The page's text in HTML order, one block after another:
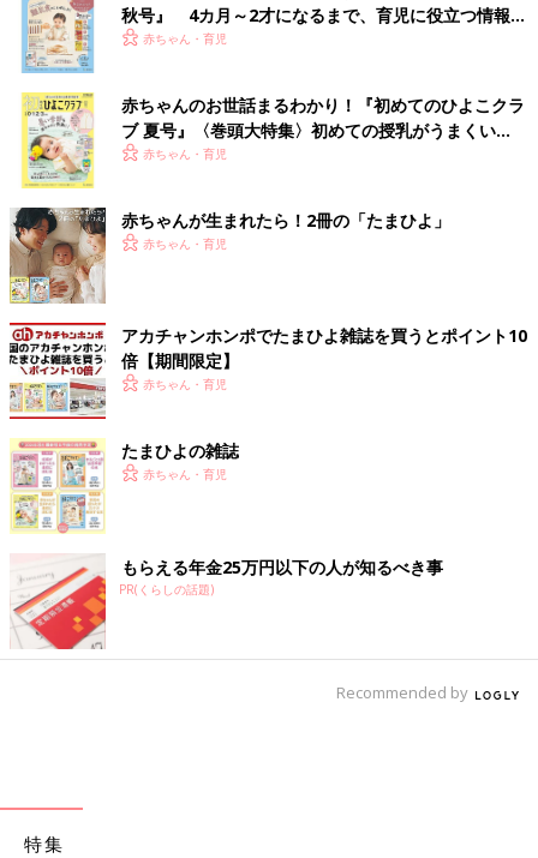
秋号』 4カ月～2才になるまで、育児に役立つ情報が
いっぱい！
赤ちゃん・育児
赤ちゃんのお世話まるわかり！『初めてのひよこクラ
ブ 夏号』〈巻頭大特集〉初めての授乳がうまくい
く！ おっぱい・ミルクの基本と夏のトラブル 解決テ
赤ちゃん・育児
赤ちゃんが生まれたら！2冊の「たまひよ」
赤ちゃん・育児
アカチャンホンポでたまひよ雑誌を買うとポイント10
倍【期間限定】
赤ちゃん・育児
たまひよの雑誌
赤ちゃん・育児
もらえる年金25万円以下の人が知るべき事
PR(くらしの話題)
Recommended by
特集